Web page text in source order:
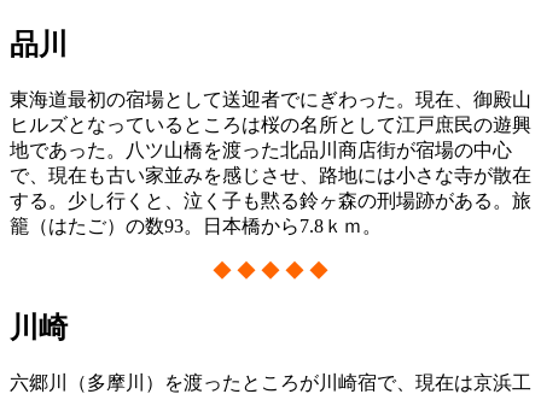
品川
東海道最初の宿場として送迎者でにぎわった。現在、御殿山
ヒルズとなっているところは桜の名所として江戸庶民の遊興
地であった。八ツ山橋を渡った北品川商店街が宿場の中心
で、現在も古い家並みを感じさせ、路地には小さな寺が散在
する。少し行くと、泣く子も黙る鈴ヶ森の刑場跡がある。旅
籠（はたご）の数93。日本橋から7.8ｋｍ。
◆ ◆ ◆ ◆ ◆
川崎
六郷川（多摩川）を渡ったところが川崎宿で、現在は京浜工